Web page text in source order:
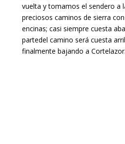
vuelta y tomamos el sendero a
preciosos caminos de sierra
encinas; casi siempre cuesta
partedel camino será cuesta
finalmente bajando a Cortelazor.